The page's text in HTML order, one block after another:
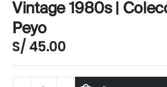
Vintage 1980s |
Peyo
S/ 45.00